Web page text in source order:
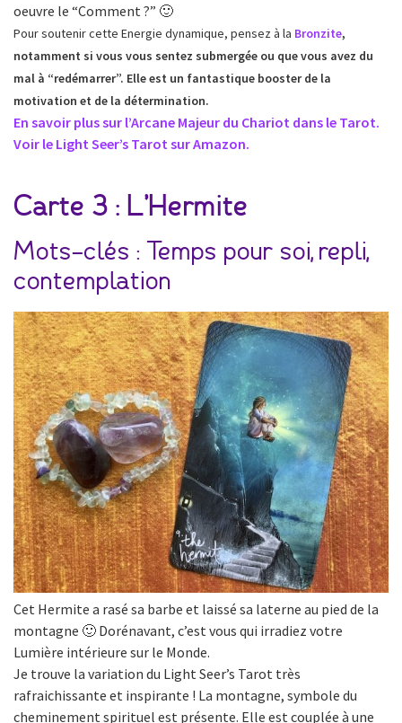
oeuvre le “Comment ?” 🙂
Pour soutenir cette Energie dynamique, pensez à la Bronzite,
notamment si vous vous sentez submergée ou que vous avez du
mal à “redémarrer”. Elle est un fantastique booster de la
motivation et de la détermination.
En savoir plus sur l’Arcane Majeur du Chariot dans le Tarot.
Voir le Light Seer’s Tarot sur Amazon.
Carte 3 : L’Hermite
Mots-clés : Temps pour soi, repli,
contemplation
Cet Hermite a rasé sa barbe et laissé sa laterne au pied de la
montagne 🙂 Dorénavant, c’est vous qui irradiez votre
Lumière intérieure sur le Monde.
Je trouve la variation du Light Seer’s Tarot très
rafraichissante et inspirante ! La montagne, symbole du
cheminement spirituel est présente. Elle est couplée à une